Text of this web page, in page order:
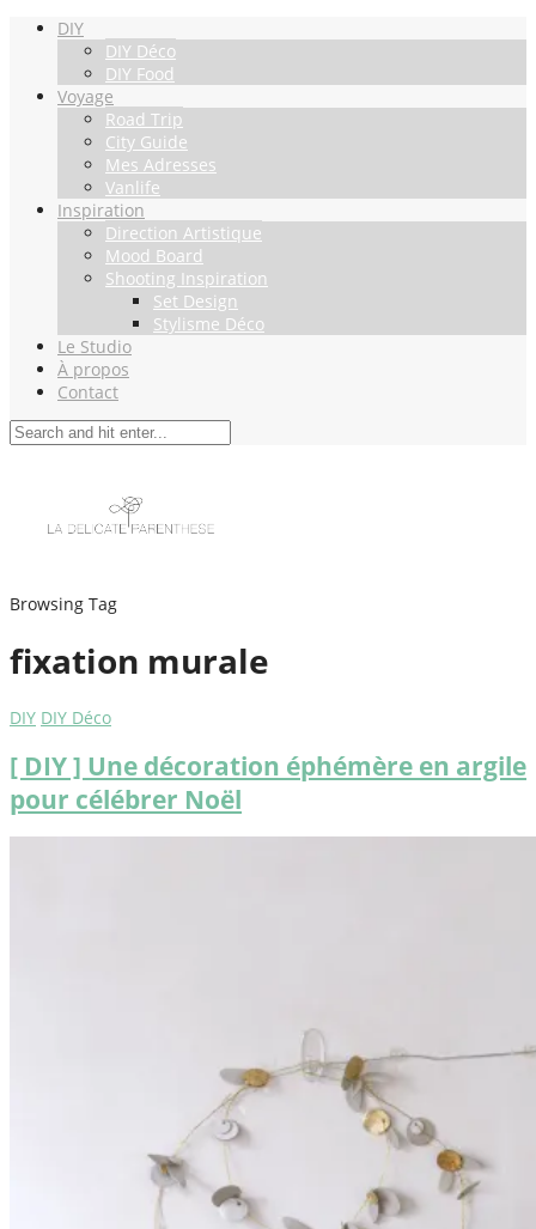
DIY
DIY Déco
DIY Food
Voyage
Road Trip
City Guide
Mes Adresses
Vanlife
Inspiration
Direction Artistique
Mood Board
Shooting Inspiration
Set Design
Stylisme Déco
Le Studio
À propos
Contact
Browsing Tag
fixation murale
DIY DIY Déco
[ DIY ] Une décoration éphémère en argile
pour célébrer Noël